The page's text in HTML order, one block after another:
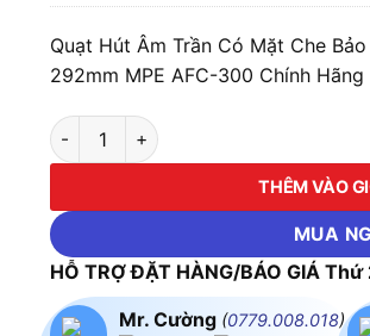
Quạt Hút Âm Trần Có Mặt Che
292mm MPE AFC-300 Chính Hãng
Quạt Hút Âm Trần Có Mặt Che Bảo
THÊM VÀO
MUA
HỖ TRỢ ĐẶT HÀNG/BÁO GIÁ
Mr. Cường (0779.008.018)